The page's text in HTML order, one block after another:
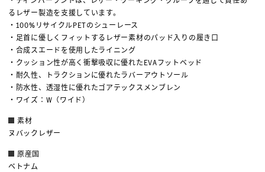
るレザー製造を支援しています。
・100%リサイクルPETのシューレース
・足首に優しくフィットするレザー素材のパッド入りの履き口
・合成スエードを使用したライニング
・クッション性が高く衝撃吸収に優れたEVAフットベッド
・耐久性、トラクションに優れたラバーアウトソール
・防水性、透湿性に優れたゴアテックスメンブレン
・ワイズ：W（ワイド）
素材
ヌバックレザー
原産国
ベトナム